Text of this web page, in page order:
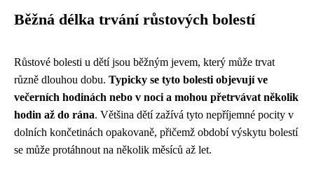
Běžná délka trvání růstových bolestí
Růstové bolesti u dětí jsou běžným jevem, který může trvat
různě dlouhou dobu. Typicky se tyto bolesti objevují ve
večerních hodinách nebo v noci a mohou přetrvávat několik
hodin až do rána. Většina dětí zažívá tyto nepříjemné pocity v
dolních končetinách opakovaně, přičemž období výskytu bolestí
se může protáhnout na několik měsíců až let.